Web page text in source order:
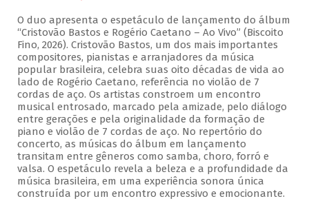
O duo apresenta o espetáculo de lançamento do álbum
“Cristovão Bastos e Rogério Caetano – Ao Vivo” (Biscoito
Fino, 2026). Cristovão Bastos, um dos mais importantes
compositores, pianistas e arranjadores da música
popular brasileira, celebra suas oito décadas de vida ao
lado de Rogério Caetano, referência no violão de 7
cordas de aço. Os artistas constroem um encontro
musical entrosado, marcado pela amizade, pelo diálogo
entre gerações e pela originalidade da formação de
piano e violão de 7 cordas de aço. No repertório do
concerto, as músicas do álbum em lançamento
transitam entre gêneros como samba, choro, forró e
valsa. O espetáculo revela a beleza e a profundidade da
música brasileira, em uma experiência sonora única
construída por um encontro expressivo e emocionante.